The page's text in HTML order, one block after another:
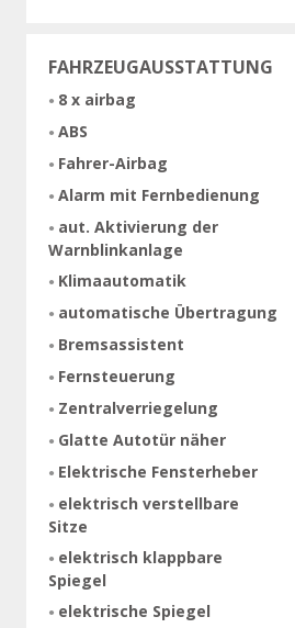
FAHRZEUGAUSSTATTUNG
8 x airbag
ABS
Fahrer-Airbag
Alarm mit Fernbedienung
aut. Aktivierung der
Warnblinkanlage
Klimaautomatik
automatische Übertragung
Bremsassistent
Fernsteuerung
Zentralverriegelung
Glatte Autotür näher
Elektrische Fensterheber
elektrisch verstellbare
Sitze
elektrisch klappbare
Spiegel
elektrische Spiegel